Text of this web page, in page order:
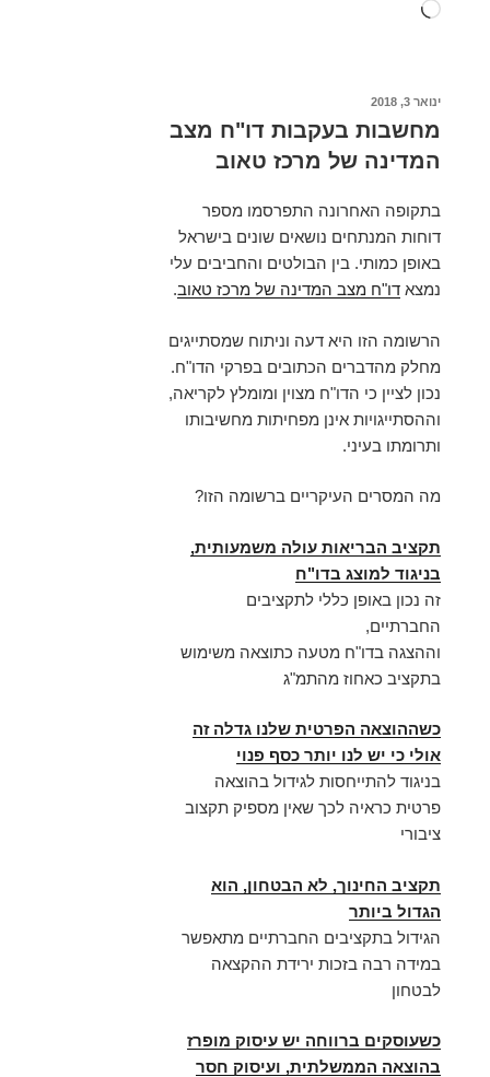
טוען...
פורסם
ינואר 3, 2018
מחשבות בעקבות דו"ח מצב
המדינה של מרכז טאוב
בתקופה האחרונה התפרסמו מספר
דוחות המנתחים נושאים שונים בישראל
באופן כמותי. בין הבולטים והחביבים עלי
נמצא דו"ח מצב המדינה של מרכז טאוב.
הרשומה הזו היא דעה וניתוח שמסתייגים
מחלק מהדברים הכתובים בפרקי הדו"ח.
נכון לציין כי הדו"ח מצוין ומומלץ לקריאה,
וההסתייגויות אינן מפחיתות מחשיבותו
ותרומתו בעיני.
מה המסרים העיקריים ברשומה הזו?
תקציב הבריאות עולה משמעותית,
בניגוד למוצג בדו"ח
זה נכון באופן כללי לתקציבים
החברתיים,
וההצגה בדו"ח מטעה כתוצאה משימוש
בתקציב כאחוז מהתמ"ג
כשההוצאה הפרטית שלנו גדלה זה
אולי כי יש לנו יותר כסף פנוי
בניגוד להתייחסות לגידול בהוצאה
פרטית כראיה לכך שאין מספיק תקצוב
ציבורי
תקציב החינוך, לא הבטחון, הוא
הגדול ביותר
הגידול בתקציבים החברתיים מתאפשר
במידה רבה בזכות ירידת ההקצאה
לבטחון
כשעוסקים ברווחה יש עיסוק מופרז
בהוצאה הממשלתית, ועיסוק חסר